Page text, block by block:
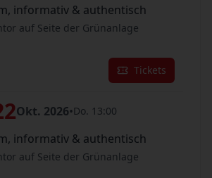
informativ & authentisch
auf Seite der Grünanlage
Tickets
Okt. 2026•Do. 13:00
informativ & authentisch
auf Seite der Grünanlage